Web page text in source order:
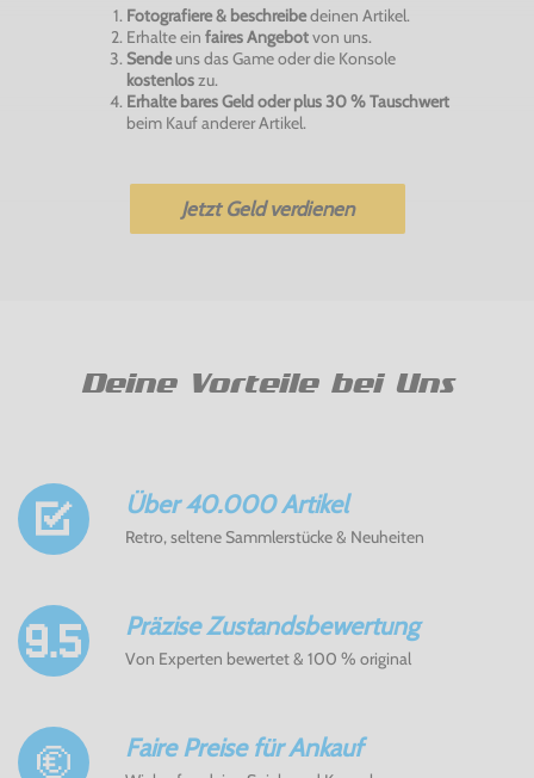
Fotografiere & beschreibedeinen Artikel.
Erhalte ein faires Angebotvon uns.
Sendeuns das Game oder die Konsole
kostenloszu.
Erhalte bares Geld oder plus 30 % Tauschwert
beim Kauf anderer Artikel.
Jetzt Geld verdienen
Deine Vorteile bei Uns
Über 40.000 Artikel
Retro, seltene Sammlerstücke & Neuheiten
Präzise Zustandsbewertung
Von Experten bewertet & 100 % original
Faire Preise für Ankauf